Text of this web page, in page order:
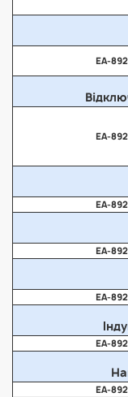
EA-
EA-
EA-
EA-
EA-
EA-
EA-